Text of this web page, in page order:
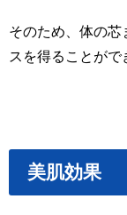
そのため、体の芯
スを得ることがで
美肌効果